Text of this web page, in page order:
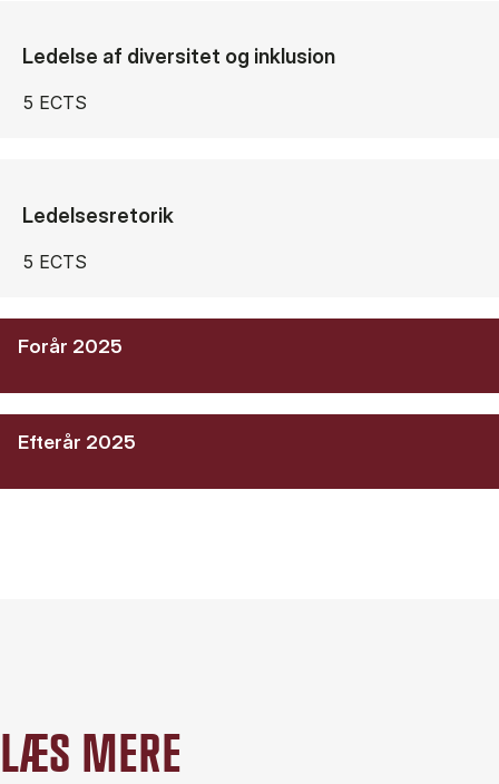
Ledelse af diversitet og inklusion
5 ECTS
Ledelsesretorik
5 ECTS
Forår 2025
Efterår 2025
LÆS MERE